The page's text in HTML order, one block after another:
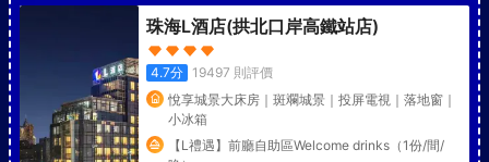
假區
珠海L酒店(拱北口岸高鐵站店)
4.7分 19497 則評價
悅享城景大床房｜斑斕城景｜投屏電視｜落地窗｜
小冰箱
【L禮遇】前廳自助區Welcome drinks（1份/間/